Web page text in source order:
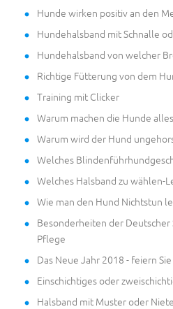
Hunde wirken positiv an den
Hundehalsband mit Schnalle
Hundehalsband von welcher
Richtige Fütterung von dem
Training mit Clicker
Warum machen die Hunde
Warum wird der Hund
Welches
Welches Halsband zu wählen-
Wie man den Hund Nichtstun
Besonderheiten der
Pflege
Das Neue Jahr 2018 - feiern
Einschichtiges oder
Halsband mit Muster oder